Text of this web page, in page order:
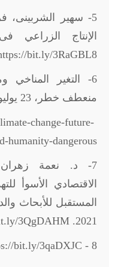
5- سهير
الإنتاج الزراعي فى
bit.ly/3RaGBL8
6- التغير المناخي
منعطف خطر، 23 يوليو 2022.
change-future-
humanity-dangerous
7- د. نعمة زهران:
الاقتصادي الأسوأ
2021.
3QgDAHM
8
- https://bit.ly/3qaDXJC